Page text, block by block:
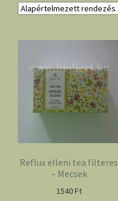
Reflux elleni tea filteres
– Mecsek
1540Ft